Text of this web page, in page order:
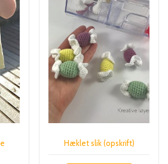
Hæklet slik (opskrift)